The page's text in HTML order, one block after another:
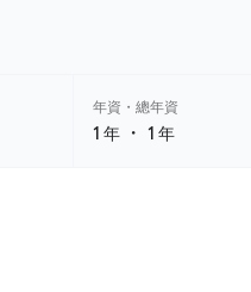
年資・總年資
1 年 ・1 年